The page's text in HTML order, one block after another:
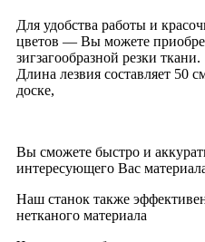
Для удобства работы и
цветов — Вы можете
зигзагообразной резки ткани.
Длина лезвия составляет 50
доске,
Вы сможете быстро и
интересующего Вас
Наш станок также
нетканого материала